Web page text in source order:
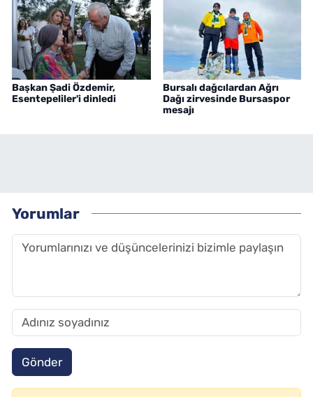
Başkan Şadi Özdemir,
Esentepeliler'i dinledi
Bursalı dağcılardan Ağrı
Dağı zirvesinde Bursaspor
mesajı
Yorumlar
Gönder